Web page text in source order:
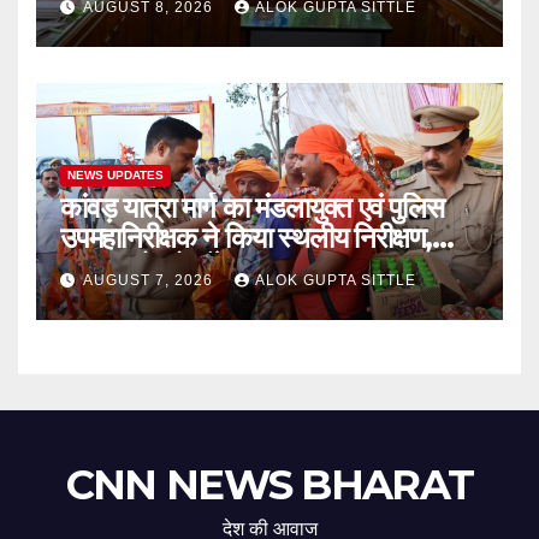
स्वरूप..
AUGUST 8, 2026 ALOK GUPTA SITTLE
NEWS UPDATES
कांवड़ यात्रा मार्ग का मंडलायुक्त एवं पुलिस
उपमहानिरीक्षक ने किया स्थलीय निरीक्षण,
श्रद्धालुओं को बाँटे फल..
AUGUST 7, 2026 ALOK GUPTA SITTLE
CNN NEWS BHARAT
देश की आवाज